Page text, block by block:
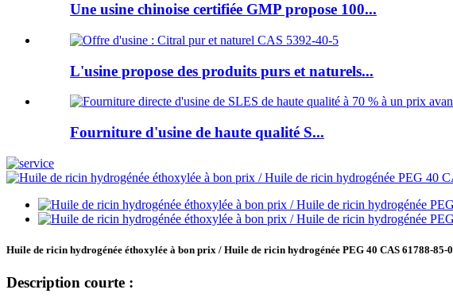
Une usine chinoise certifiée GMP propose 100...
L'usine propose des produits purs et naturels...
Fourniture d'usine de haute qualité S...
Huile de ricin hydrogénée éthoxylée à bon prix / Huile de ricin hydrogénée PEG 40 CAS 61788-85-0
Description courte :